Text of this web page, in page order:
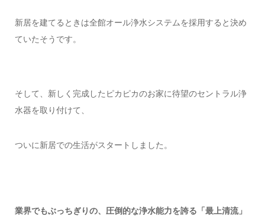
新居を建てるときは全館オール浄水システムを採用すると決め
ていたそうです。
そして、新しく完成したピカピカのお家に待望のセントラル浄
水器を取り付けて、
ついに新居での生活がスタートしました。
業界でもぶっちぎりの、圧倒的な浄水能力を誇る「最上清流」